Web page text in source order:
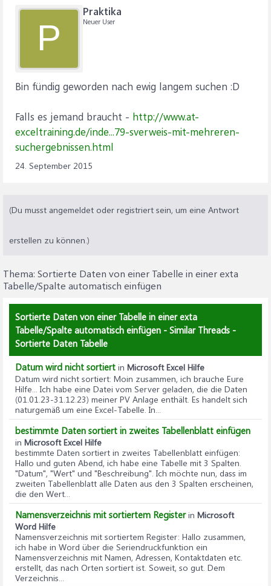
P
Praktika
Neuer User
Bin fündig geworden nach ewig langem suchen :D
Falls es jemand braucht - http://www.at-
exceltraining.de/inde...79-sverweis-mit-mehreren-
suchergebnissen.html
24. September 2015
(Du musst angemeldet oder registriert sein, um eine Antwort
erstellen zu können.)
Thema: Sortierte Daten von einer Tabelle in einer exta
Tabelle/Spalte automatisch einfügen
Sortierte Daten von einer Tabelle in einer exta
Tabelle/Spalte automatisch einfügen - Similar Threads -
Sortierte Daten Tabelle
Datum wird nicht sortiert in Microsoft Excel Hilfe
Datum wird nicht sortiert: Moin zusammen, ich brauche Eure
Hilfe... Ich habe eine Datei vom Server geladen, die die Daten
(01.01.23-31.12.23) meiner PV Anlage enthält. Es handelt sich
naturgemäß um eine Excel-Tabelle. In...
bestimmte Daten sortiert in zweites Tabellenblatt einfügen
in Microsoft Excel Hilfe
bestimmte Daten sortiert in zweites Tabellenblatt einfügen:
Hallo und guten Abend, ich habe eine Tabelle mit 3 Spalten.
"Datum", "Wert" und "Beschreibung". Ich möchte nun, dass im
zweiten Tabellenblatt alle Daten aus den 3 Spalten erscheinen,
die den Wert...
Namensverzeichnis mit sortiertem Registerin Microsoft
Word Hilfe
Namensverzeichnis mit sortiertem Register: Hallo zusammen,
ich habe in Word über die Seriendruckfunktion ein
Namensverzeichnis mit Namen, Adressen, Kontaktdaten etc.
erstellt, das nach Orten sortiert ist. Soweit, so gut. Dem
Verzeichnis...